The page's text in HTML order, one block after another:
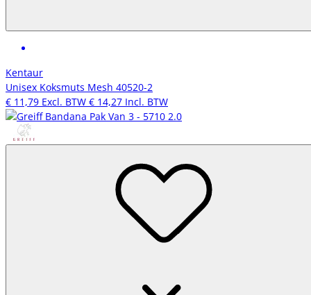
Kentaur
Unisex Koksmuts Mesh 40520-2
€ 11,79 Excl. BTW € 14,27 Incl. BTW